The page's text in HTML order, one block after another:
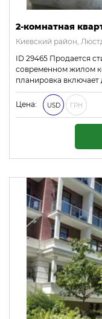
2-комнатная
Киевский район,
ID 29465 Продается
современном жилом
планировка включает
Цена: USD ГРН